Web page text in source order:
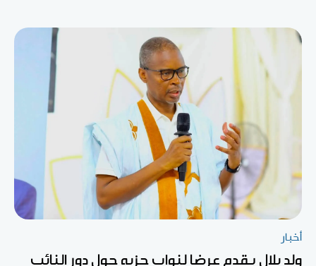
أخبار
ولد بلال يقدم عرضا لنواب حزبه حول دور النائب